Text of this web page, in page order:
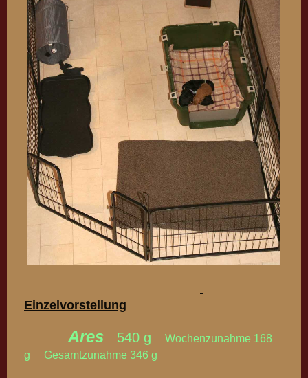
Einzelvorstellung
Ares 540 g
Wochenzunahme 168
g Gesamtzunahme 346 g